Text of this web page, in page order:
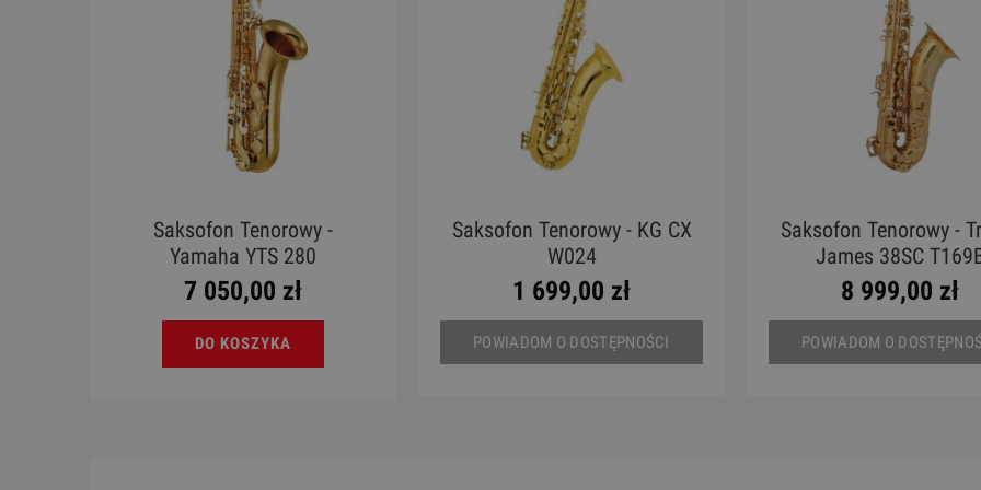
Saksofon Tenorowy -
Yamaha YTS 280
7 050,00 zł
DO KOSZYKA
Saksofon Tenorowy - KG CX
W024
1 699,00 zł
POWIADOM O DOSTĘPNOŚCI
Saksofon Tenorowy -
James 38SC
8 999,00 zł
POWIADOM O